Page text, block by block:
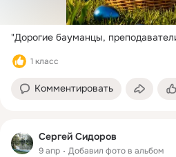
"Дорогие бауманцы,
1 класс
Комментировать
Сергей Сидоров
9 апр Добавил фото в альбом